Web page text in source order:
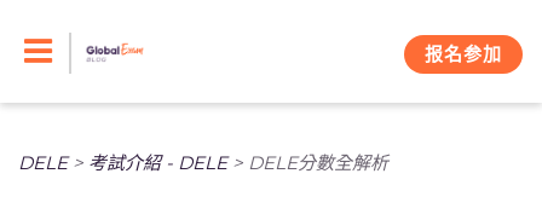
报名参加
DELE> 考試介紹 - DELE> DELE分數全解析